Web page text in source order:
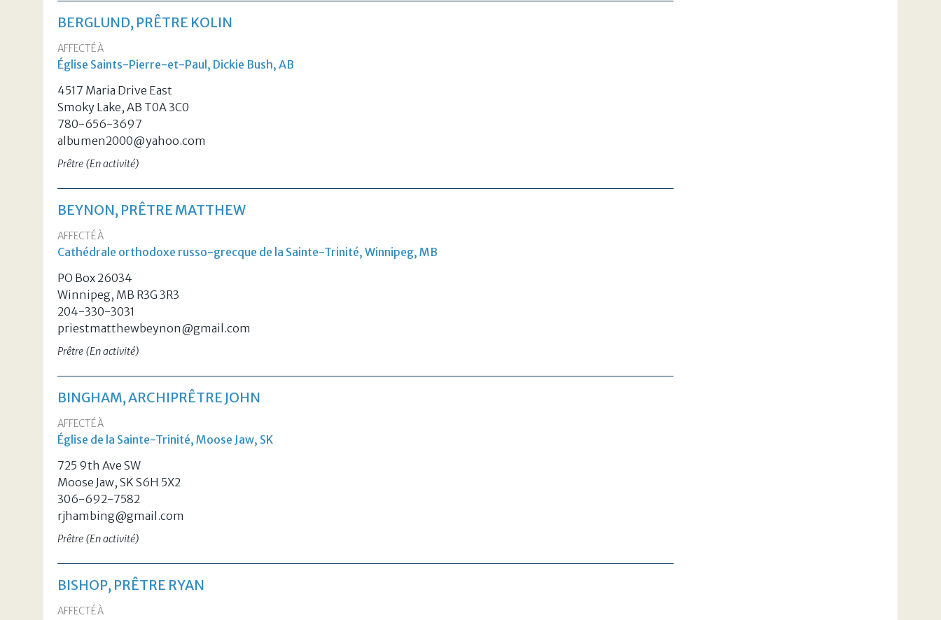
BERGLUND, PRÊTRE KOLIN
AFFECTÉ À
Église Saints-Pierre-et-Paul, Dickie Bush, AB
4517 Maria Drive East
Smoky Lake, AB T0A 3C0
780-656-3697
albumen2000@yahoo.com
Prêtre (En activité)
BEYNON, PRÊTRE MATTHEW
AFFECTÉ À
Cathédrale orthodoxe russo-grecque de la Sainte-Trinité, Winnipeg, MB
PO Box 26034
Winnipeg, MB R3G 3R3
204-330-3031
priestmatthewbeynon@gmail.com
Prêtre (En activité)
BINGHAM, ARCHIPRÊTRE JOHN
AFFECTÉ À
Église de la Sainte-Trinité, Moose Jaw, SK
725 9th Ave SW
Moose Jaw, SK S6H 5X2
306-692-7582
rjhambing@gmail.com
Prêtre (En activité)
BISHOP, PRÊTRE RYAN
AFFECTÉ À